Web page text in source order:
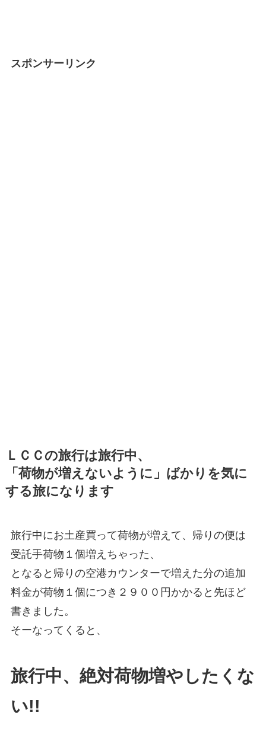
スポンサーリンク
ＬＣＣの旅行は旅行中、
「荷物が増えないように」ばかりを気に
する旅になります
旅行中にお土産買って荷物が増えて、帰りの便は
受託手荷物１個増えちゃった、
となると帰りの空港カウンターで増えた分の追加
料金が荷物１個につき２９００円かかると先ほど
書きました。
そーなってくると、
旅行中、絶対荷物増やしたくな
い!!